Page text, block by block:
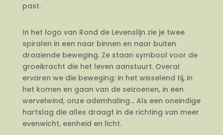
past.
In het logo van Rond de Levenslijn zie je twee
spiralen in een naar binnen en naar buiten
draaiende beweging. Ze staan symbool voor de
groeikracht die het leven aanstuurt. Overal
ervaren we die beweging: in het wisselend tij, in
het komen en gaan van de seizoenen, in een
wervelwind, onze ademhaling… Als een oneindige
hartslag die alles draagt in de richting van meer
evenwicht, eenheid en licht.